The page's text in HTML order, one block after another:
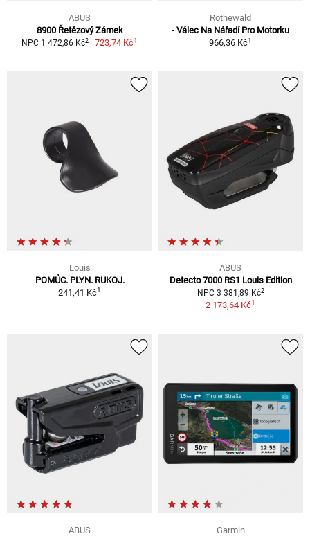
ABUS
8900 Řetězový Zámek
NPC 1 472,86 Kč2 723,74 Kč1
Rothewald
- Válec Na Nářadí Pro Motorku
966,36 Kč1
Louis
POMŮC. PLYN. RUKOJ.
241,41 Kč1
ABUS
Detecto 7000 RS1 Louis Edition
NPC 3 381,89 Kč2
2 173,64 Kč1
ABUS
Garmin